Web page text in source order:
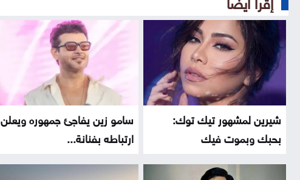
شيرين لمشهور تيك توك:
بحبك وبموت فيك
سامو زين يفاجئ جمهوره ويعلن
ارتباطه بفنانة...